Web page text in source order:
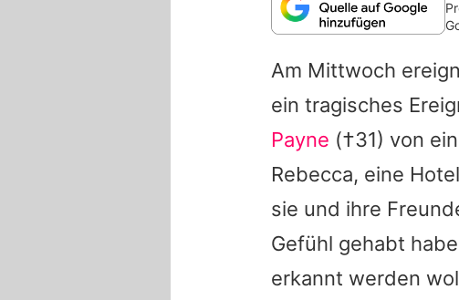
Am Mittwoch
ein tragisches
Payne (†31) von
Rebecca, eine
sie und ihre
Gefühl gehabt
erkannt werden